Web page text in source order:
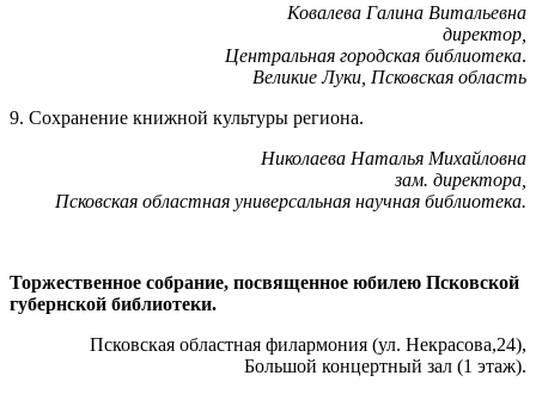
Ковалева Галина Витальевна
директор,
Центральная городская библиотека.
Великие Луки, Псковская область
9. Сохранение книжной культуры региона.
Николаева Наталья Михайловна
зам. директора,
Псковская областная универсальная научная библиотека.
Торжественное собрание, посвященное юбилею Псковской
губернской библиотеки.
Псковская областная филармония (ул. Некрасова,24),
Большой концертный зал (1 этаж).